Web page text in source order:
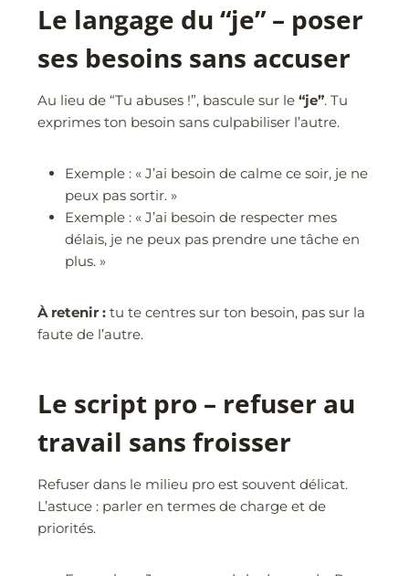
Le langage du “je” – poser
ses besoins sans accuser
Au lieu de “Tu abuses !”, bascule sur le“je”. Tu
exprimes ton besoin sans culpabiliser l’autre.
Exemple : « J’ai besoin de calme ce soir, je ne
peux pas sortir. »
Exemple : « J’ai besoin de respecter mes
délais, je ne peux pas prendre une tâche en
plus. »
À retenir :tu te centres sur ton besoin, pas sur la
faute de l’autre.
Le script pro – refuser au
travail sans froisser
Refuser dans le milieu pro est souvent délicat.
L’astuce : parler en termes de charge et de
priorités.